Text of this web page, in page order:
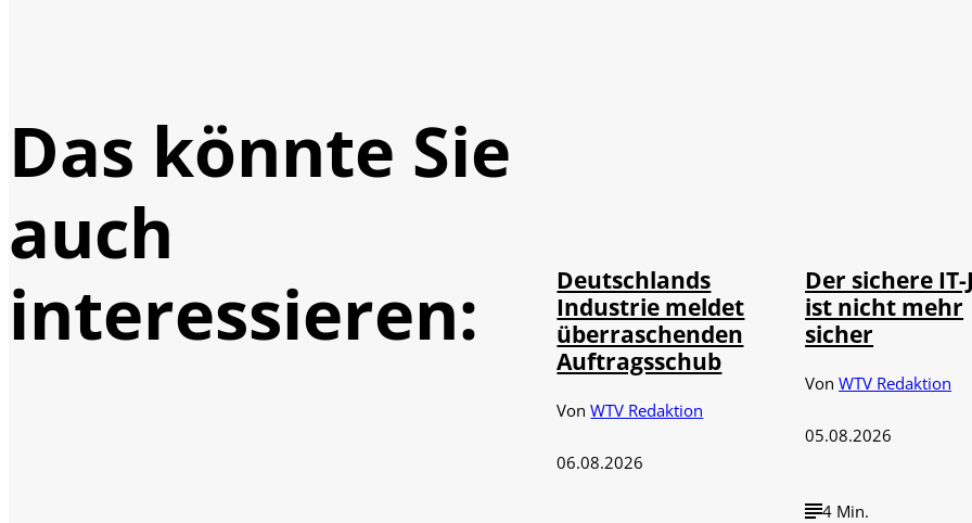
Das könnte Sie
auch
interessieren:
Deutschlands
Industrie meldet
überraschenden
Auftragsschub
VonWTV Redaktion
06.08.2026
Der sichere IT-
ist nicht mehr
sicher
VonWTV Redaktion
05.08.2026
4 Min.